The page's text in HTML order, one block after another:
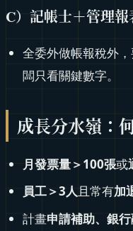
C）記帳士＋管理
全委外做帳報稅外
闆只看關鍵數字。
成長分水嶺：
月發票量＞100張或
員工＞3人且常有加
計畫申請補助、銀